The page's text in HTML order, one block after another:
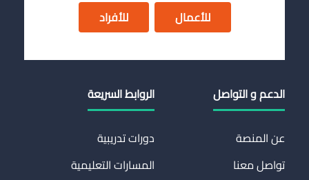
للأعمال للأفراد
الدعم و التواصل
عن المنصة
تواصل معنا
الروابط السريعة
دورات تدريبية
المسارات التعليمية